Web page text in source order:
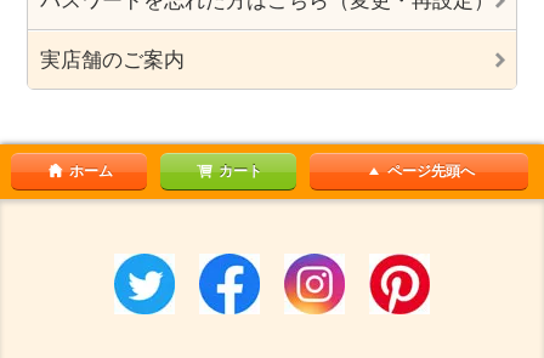
実店舗のご案内
ホーム カート ページ先頭へ